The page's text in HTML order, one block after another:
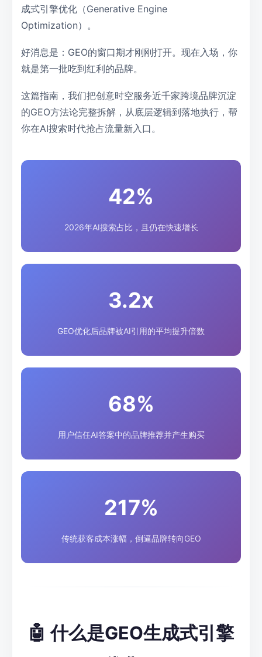
成式引擎优化（Generative Engine
Optimization）。
好消息是：GEO的窗口期才刚刚打开。现在入场，你
就是第一批吃到红利的品牌。
这篇指南，我们把创意时空服务近千家跨境品牌沉淀
的GEO方法论完整拆解，从底层逻辑到落地执行，帮
你在AI搜索时代抢占流量新入口。
42%
2026年AI搜索占比，且仍在快速增长
3.2x
GEO优化后品牌被AI引用的平均提升倍数
68%
用户信任AI答案中的品牌推荐并产生购买
217%
传统获客成本涨幅，倒逼品牌转向GEO
🤖 什么是GEO生成式引擎